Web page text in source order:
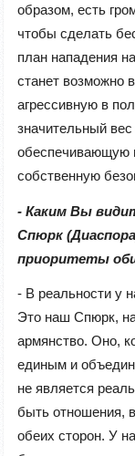
образом, есть
чтобы сделать
план нападения
станет возможно
агрессивную в
значительный
обеспечивающую
собственную
- Каким Вы
Спюрк
приоритеты
- В реальности у
Это наш Спюрк,
армянство. Оно,
единым и
не является
быть отношения,
обеих сторон. У